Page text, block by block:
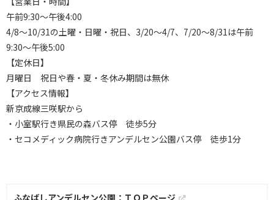
午前9:30～午後4:00
4/8～10/31の土曜・日曜・祝日、3/20～4/7、7/20～8/31は午前
9:30～午後5:00
【定休日】
月曜日 祝日や春・夏・冬休み期間は無休
【アクセス情報】
新京成線三咲駅から
・小室駅行き県民の森バス停 徒歩5分
・セコメディック病院行きアンデルセン公園バス停 徒歩1分
ふなばしアンデルセン公園：ＴＯＰページ